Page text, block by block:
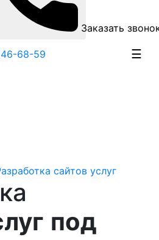
кабинет Заказать
68-59 ☰
сайтов услуг
под